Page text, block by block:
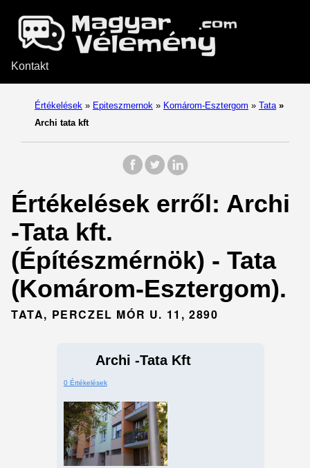
Kontakt
Értékelések » Epiteszmernok » Komárom-Esztergom » Tata »
Archi tata kft
Értékelések erről: Archi
-Tata kft.
(Építészmérnök) - Tata
(Komárom-Esztergom).
TATA, PERCZEL MÓR U. 11, 2890
Archi -Tata Kft
0 Értékelések